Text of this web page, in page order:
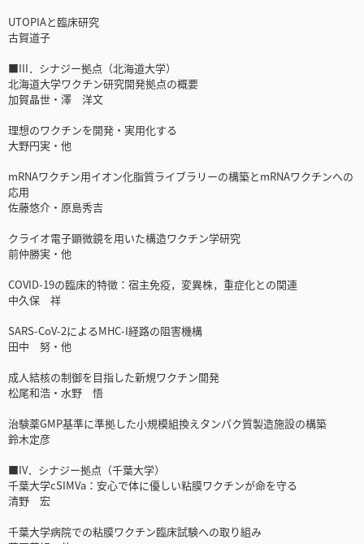
UTOPIAと臨床研究
古賀道子
■III．シナジー拠点（北海道大学）
北海道大学ワクチン研究開発拠点の概要
加賀晶世・澤 洋文
理想のワクチンを開発・実用化する
大野円実・他
mRNAワクチン用イオン化脂質ライブラリーの構築とmRNAワクチンへの
応用
佐藤悠介・原島秀吉
クライオ電子顕微鏡を用いた構造ワクチン学研究
前仲勝実・他
COVID-19の臨床的特徴：宿主免疫，変異株，重症化との関連
中久保 祥
SARS-CoV-2によるMHC-I経路の阻害機構
田中 努・他
成人結核の制御を目指した新規ワクチン開発
松尾和浩・水野 悟
治験薬GMP基準に準拠した小規模組換えタンパク質製造施設の構築
鈴木定彦
■IV．シナジー拠点（千葉大学）
千葉大学cSIMVa：安心で体に優しい粘膜ワクチンが命を守る
清野 宏
千葉大学病院での粘膜ワクチン臨床試験への取り組み